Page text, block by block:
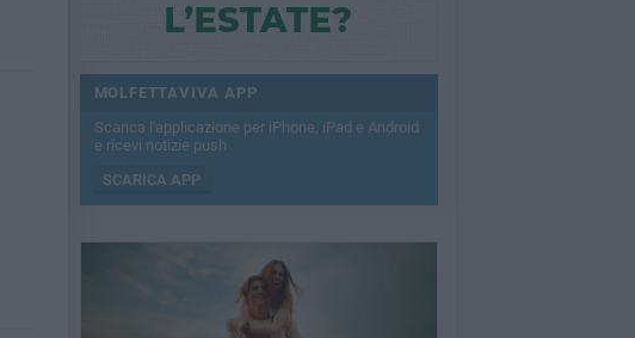
MOLFETTAVIVA APP
Scarica l'applicazione per iPhone, iPad e Android
e ricevi notizie push
SCARICA APP